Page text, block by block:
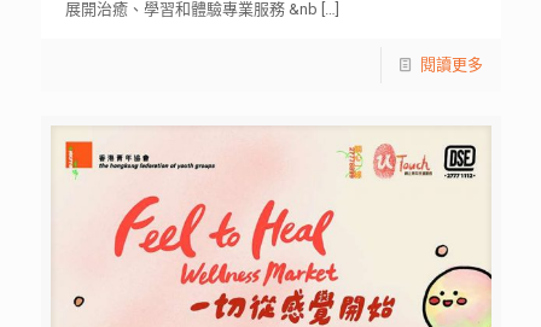
展開治癒、學習和體驗專業服務 &nb […]
閱讀更多